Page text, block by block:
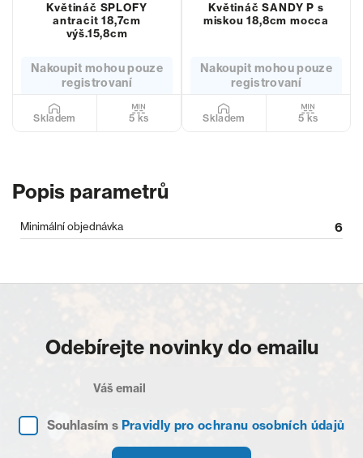
Květináč SPLOFY
antracit 18,7cm
výš.15,8cm
Nakoupit mohou pouze
registrovaní
Skladem 5 ks
Květináč SANDY P s
miskou 18,8cm mocca
Nakoupit mohou pouze
registrovaní
Skladem 5 ks
Popis parametrů
Minimální objednávka 6
Odebírejte novinky do emailu
Souhlasím s Pravidly pro ochranu osobních údajů